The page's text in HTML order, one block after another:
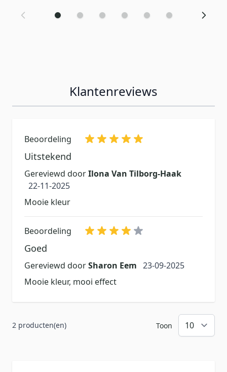
Klantenreviews
Beoordeling
Uitstekend
Gereviewd doorIlona Van Tilborg-Haak
22 november 2025
22-11-2025
Mooie kleur
Beoordeling
Goed
Gereviewd doorSharon Eem 23 september 2025
23-09-2025
Mooie kleur, mooi effect
2 producten(en) Toon